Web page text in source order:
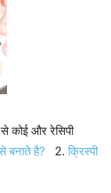
और रेसिपी
बनाते है? 2.क्रिस्पी